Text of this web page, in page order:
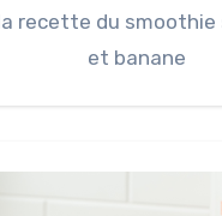
recette du smoothie
et banane